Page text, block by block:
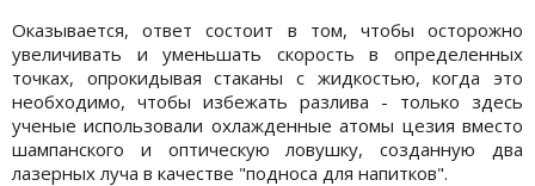
Оказывается, ответ состоит в том, чтобы осторожно
увеличивать и уменьшать скорость в определенных
точках, опрокидывая стаканы с жидкостью, когда это
необходимо, чтобы избежать разлива - только здесь
ученые использовали охлажденные атомы цезия вместо
шампанского и оптическую ловушку, созданную два
лазерных луча в качестве "подноса для напитков".